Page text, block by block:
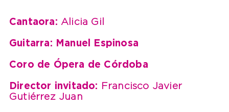
Cantaora: Alicia Gil
Guitarra: Manuel Espinosa
Coro de Ópera de Córdoba
Director invitado: Francisco Javier
Gutiérrez Juan